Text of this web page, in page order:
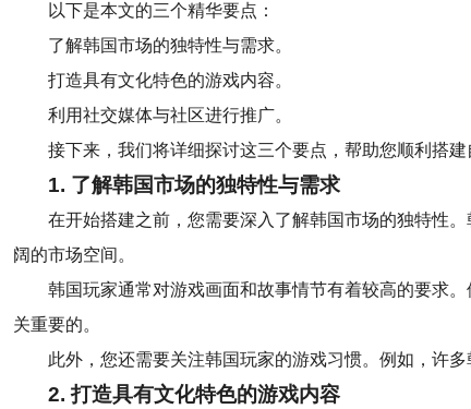
以下是本文的三个精华要点：
了解韩国市场的独特性与需求。
打造具有文化特色的游戏内容。
利用社交媒体与社区进行推广。
接下来，我们将详细探讨这三个要点，帮助您顺利搭建
1. 了解韩国市场的独特性与需求
在开始搭建之前，您需要深入了解韩国市场的独特性
阔的市场空间。
韩国玩家通常对游戏画面和故事情节有着较高的要求
关重要的。
此外，您还需要关注韩国玩家的游戏习惯。例如，许
2. 打造具有文化特色的游戏内容